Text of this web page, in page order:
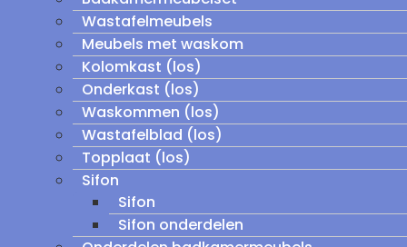
Wastafelmeubels
Meubels met waskom
Kolomkast (los)
Onderkast (los)
Waskommen (los)
Wastafelblad (los)
Topplaat (los)
Sifon
Sifon
Sifon onderdelen